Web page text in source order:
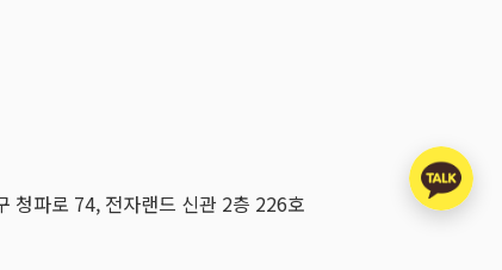
청파로 74, 전자랜드 신관 2층 226호